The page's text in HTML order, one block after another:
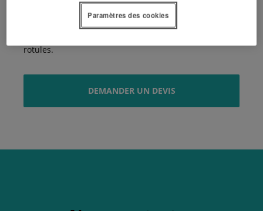
Performances hydrauliques incomparables
Comme la série L1, cette série L2 offre la plus grosse
rotules.
DEMANDER UN DEVIS
Paramètres des cookies